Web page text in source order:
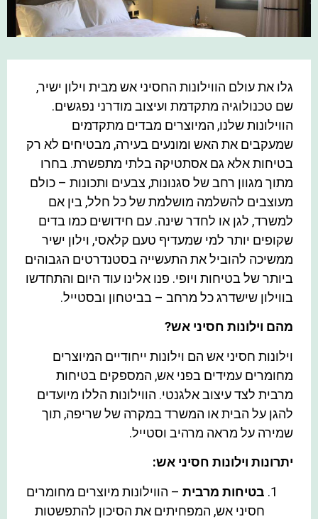
גלו את עולם הווילונות החסיני אש מבית וילון ישיר,
שם טכנולוגיה מתקדמת ועיצוב מודרני נפגשים.
הווילונות שלנו, המיוצרים מבדים מתקדמים
שמעקבים את האש ומונעים בעירה, מבטיחים לא רק
בטיחות אלא גם אסתטיקה בלתי מתפשרת. בחרו
מתוך מגוון רחב של סגנונות, צבעים ותכונות – כולם
מעוצבים להשלמה מושלמת של כל חלל, בין אם
למשרד, לגן או לחדר שינה. עם חידושים כמו בדים
שקופים יותר למי שמעדיף טעם קלאסי, וילון ישיר
ממשיכה להוביל את התעשייה בסטנדרטים הגבוהים
ביותר של בטיחות ויופי. פנו אלינו עוד היום והתחדשו
בווילון שישדרג כל מרחב – בביטחון ובסטייל.
מהם וילונות חסיני אש?
וילונות חסיני אש הם וילונות ייחודיים המיוצרים
מחומרים עמידים בפני אש, המספקים בטיחות
מרבית לצד עיצוב אלגנטי. הווילונות הללו מיועדים
להגן על הבית או המשרד במקרה של שריפה, תוך
שמירה על מראה מרהיב וסטייל.
יתרונות וילונות חסיני אש:
בטיחות מרבית – הווילונות מיוצרים מחומרים
חסיני אש, המפחיתים את הסיכון להתפשטות